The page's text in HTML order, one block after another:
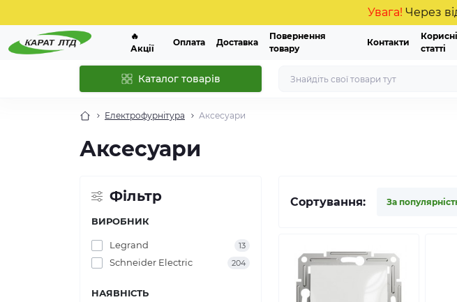
Увага!Через
🔥
Акції
Оплата Доставка
Повернення
товару
Контакти
Корисні
статті
Каталог товарів
Електрофурнітура Аксесуари
Аксесуари
Фільтр
ВИРОБНИК
Legrand 13
Schneider Electric 204
НАЯВНІСТЬ
Сортування: